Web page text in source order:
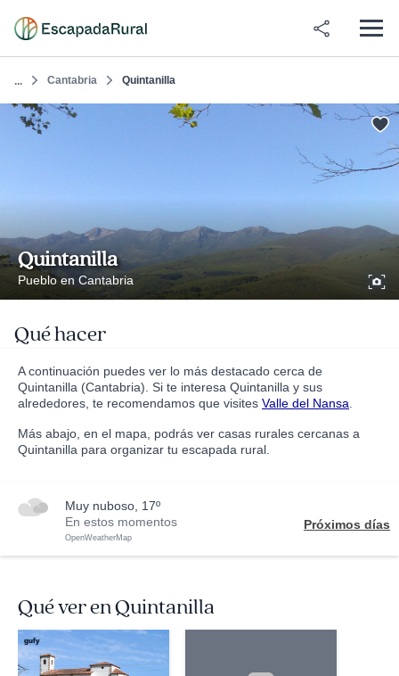
... Cantabria Quintanilla
Quintanilla
Pueblo en Cantabria
Qué hacer
A continuación puedes ver lo más destacado cerca de
Quintanilla (Cantabria). Si te interesa Quintanilla y sus
alrededores, te recomendamos que visites Valle del Nansa
Más abajo, en el mapa, podrás ver casas rurales cercanas a
Quintanilla para organizar tu escapada rural.
muy nuboso, 17º
En estos momentos
OpenWeatherMap
Próximos días
Qué ver en Quintanilla
gufy